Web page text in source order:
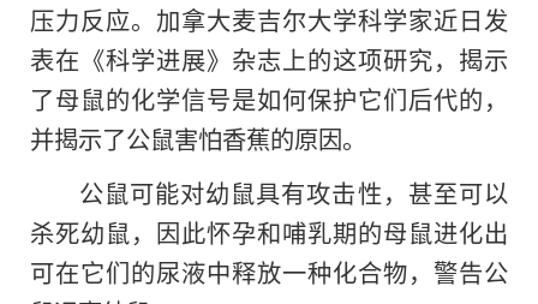
压力反应。加拿大麦吉尔大学科学家近日发
表在《科学进展》杂志上的这项研究，揭示
了母鼠的化学信号是如何保护它们后代的，
并揭示了公鼠害怕香蕉的原因。
公鼠可能对幼鼠具有攻击性，甚至可以
杀死幼鼠，因此怀孕和哺乳期的母鼠进化出
可在它们的尿液中释放一种化合物，警告公